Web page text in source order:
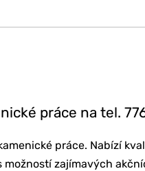
práce na tel.
práce. Nabízí
zajímavých